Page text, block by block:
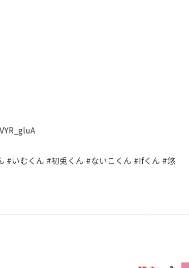
#いむくん #初兎くん #ないこくん #Ifくん #悠